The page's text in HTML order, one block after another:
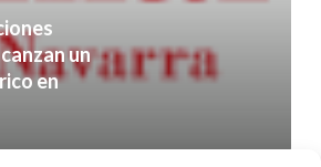
un
en